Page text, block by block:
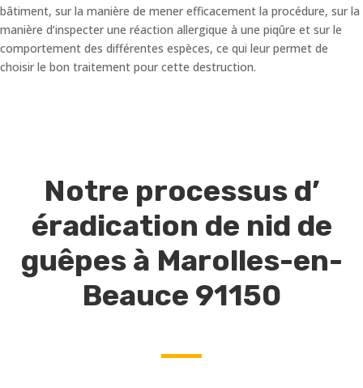
bâtiment, sur la manière de mener efficacement la procédure, sur la
manière d’inspecter une réaction allergique à une piqûre et sur le
comportement des différentes espèces, ce qui leur permet de
choisir le bon traitement pour cette destruction.
Notre processus d’
éradication de nid de
guêpes à Marolles-en-
Beauce 91150